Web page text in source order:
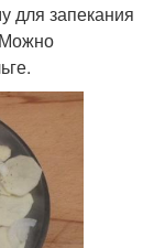
для запекания